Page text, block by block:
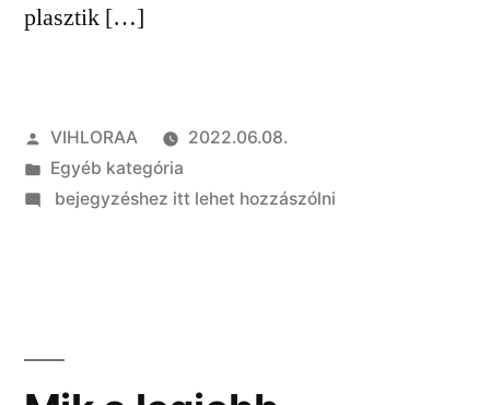
plasztik […]
Szerző:
VIHLORAA
2022.06.08.
Kategória:
Egyéb kategória
on
bejegyzéshez itt lehet hozzászólni